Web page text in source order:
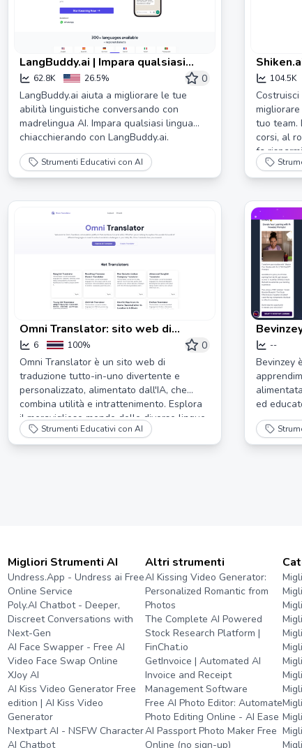
LangBuddy.ai | Impara qualsiasi
lingua chattando
62.8K 26.5%
0
LangBuddy.ai aiuta a migliorare le tue
abilità linguistiche conversando con
madrelingua AI. Impara qualsiasi lingua
chiacchierando con LangBuddy.ai.
Strumenti Educativi con AI
per104.5K
tuo team.
corsi, al
fa
migliori
Omni Translator: sito web di
traduzione tutto-in-uno divertente
e personalizzato alimentato dall'IA
6 100%
0
Omni Translator è un sito web di
traduzione tutto-in-uno divertente e
personalizzato, alimentato dall'IA, che
combina utilità e intrattenimento. Esplora
il meraviglioso mondo delle diverse lingue
o risolvi le sfide di traduzione nella tua
vita quotidiana.
Strumenti Educativi con AI
--
Bevinzey
ed
Migliori Strumenti AI
Undress.App - Undress ai Free
Online Service
Poly.AI Chatbot - Deeper,
Discreet Conversations with
Next-Gen
AI Face Swapper - Free AI
Video Face Swap Online
XJoy AI
AI Kiss Video Generator Free
edition | AI Kiss Video
Generator
Nextpart AI - NSFW Character
AI Chatbot
Altri strumenti
AI Kissing Video Generator:
Personalized Romantic from
Photos
The Complete AI Powered
Stock Research Platform |
FinChat.io
GetInvoice | Automated AI
Invoice and Receipt
Management Software
Free AI Photo Editor: Automate
Photo Editing Online - AI Ease
AI Passport Photo Maker Free
Online (no sign-up)